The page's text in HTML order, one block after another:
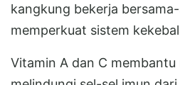
kangkung bekerja
memperkuat sistem
Vitamin A dan C